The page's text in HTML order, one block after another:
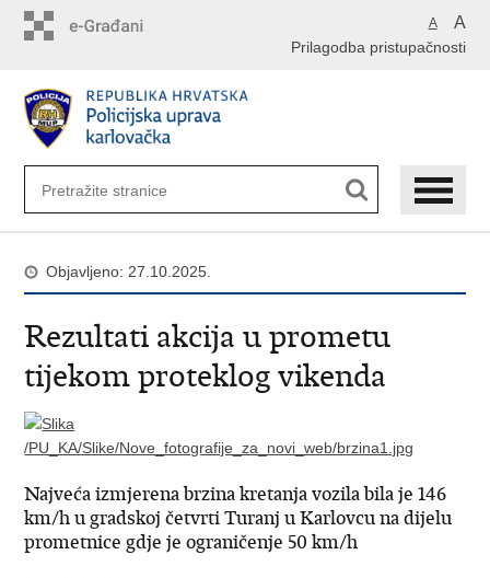
A A
Prilagodba pristupačnosti
Objavljeno: 27.10.2025.
Rezultati akcija u prometu
tijekom proteklog vikenda
Najveća izmjerena brzina kretanja vozila bila je 146
km/h u gradskoj četvrti Turanj u Karlovcu na dijelu
prometnice gdje je ograničenje 50 km/h